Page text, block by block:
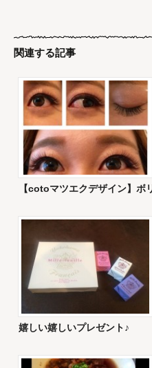
関連する記事
【cotoマツエクデザイン】ボ
嬉しい嬉しいプレゼント♪